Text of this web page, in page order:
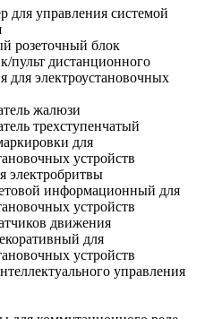
для управления системой
розеточный блок
пульт дистанционного
для электроустановочных
жалюзи
трехступенчатый
для
устройств
электробритвы
информационный для
устройств
движения
для
устройств
управления